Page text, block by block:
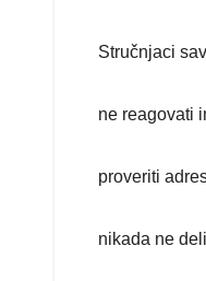
Stručnjaci
ne reagovati
proveriti
nikada ne